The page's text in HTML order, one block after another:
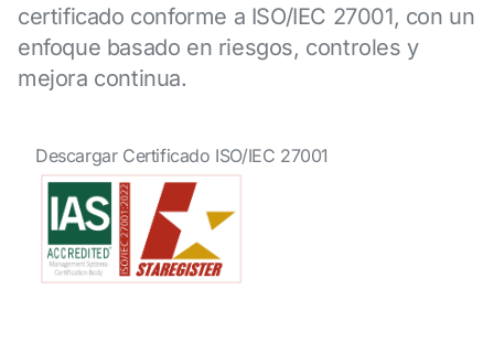
certificado conforme a ISO/IEC 27001, con un
enfoque basado en riesgos, controles y
mejora continua.
Descargar Certificado ISO/IEC 27001